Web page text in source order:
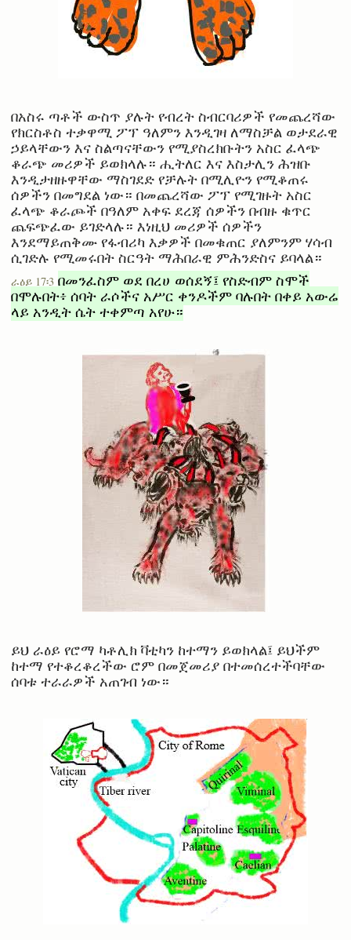
በአስሩ ጣቶች ውስጥ ያሉት የብረት ስብርባሪዎች የመጨረሻው
የክርስቶስ ተቃዋሚ ፖፕ ዓለምን እንዲገዛ ለማስቻል ወታደራዊ
ኃይላቸውን እና ስልጣናቸውን የሚያስረክቡትን አስር ፈላጭ
ቆራጭ መሪዎች ይወክላሉ። ሒትለር እና እስታሊን ሕዝቡ
እንዲታዘዙዋቸው ማስገደድ የቻሉት በሚሊዮን የሚቆጠሩ
ሰዎችን በመግደል ነው። በመጨረሻው ፖፕ የሚገዙት አስር
ፈላጭ ቆራጮች በዓለም አቀፍ ደረጃ ሰዎችን በብዙ ቁጥር
ጨፍጭፈው ይገድላሉ። እነዚህ መሪዎች ሰዎችን
እንደማይጠቅሙ የፋብሪካ እቃዎች በመቁጠር ያለምንም ሃሳብ
ሲገድሉ የሚመሩበት ስርዓት ማሕበራዊ ምሕንድስና ይባላል።
ራዕይ 17፡3 በመንፈስም ወደ በረሀ ወሰደኝ፤ የስድብም ስሞች
በሞሉበት፥ ሰባት ራሶችና አሥር ቀንዶችም ባሉበት በቀይ አውሬ
ላይ አንዲት ሴት ተቀምጣ አየሁ።
ይህ ራዕይ የሮማ ካቶሊክ ቫቲካን ከተማን ይወክላል፤ ይህችም
ከተማ የተቆረቆረችው ሮም በመጀመሪያ በተመሰረተችባቸው
ሰባቱ ተራራዎች አጠገብ ነው።